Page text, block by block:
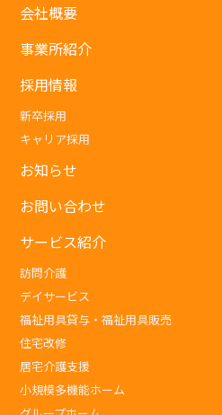
会社概要
事業所紹介
採用情報
新卒採用
キャリア採用
お知らせ
お問い合わせ
サービス紹介
訪問介護
デイサービス
福祉用具貸与・福祉用具販売
住宅改修
居宅介護支援
小規模多機能ホーム